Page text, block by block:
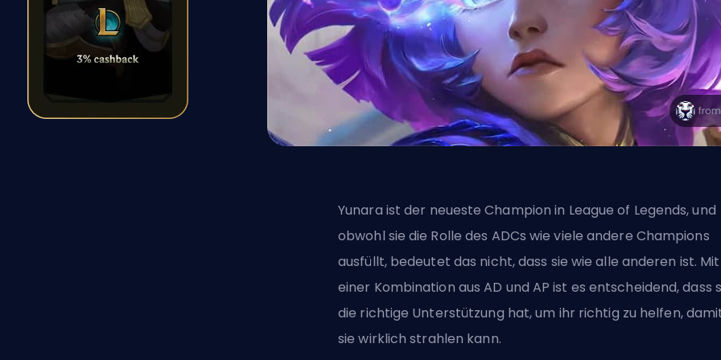
Yunara ist der neueste Champion in League of Legends, und
obwohl sie die Rolle des ADCs wie viele andere Champions
ausfüllt, bedeutet das nicht, dass sie wie alle anderen ist. Mit
einer Kombination aus AD und AP ist es entscheidend, dass
die richtige Unterstützung hat, um ihr richtig zu helfen,
sie wirklich strahlen kann.